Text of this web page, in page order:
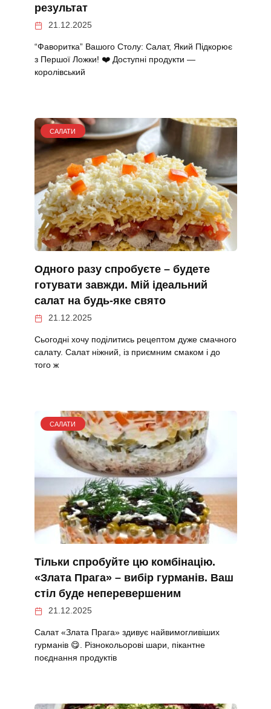
результат
21.12.2025
“Фаворитка” Вашого Столу: Салат, Який Підкорює
з Першої Ложки! ❤️ Доступні продукти —
королівський
САЛАТИ
Одного разу спробуєте – будете
готувати завжди. Мій ідеальний
салат на будь-яке свято
21.12.2025
Сьогодні хочу поділитись рецептом дуже смачного
салату. Салат ніжний, із приємним смаком і до
того ж
САЛАТИ
Тільки спробуйте цю комбінацію.
«Злата Прага» – вибір гурманів. Ваш
стіл буде неперевершеним
21.12.2025
Салат «Злата Прага» здивує найвимогливіших
гурманів 😋. Різнокольорові шари, пікантне
поєднання продуктів